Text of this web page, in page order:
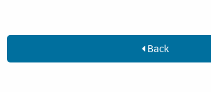
Back